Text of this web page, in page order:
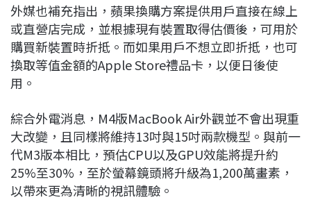
外媒也補充指出，蘋果換購方案提供用戶直接在線上
或直營店完成，並根據現有裝置取得估價後，可用於
購買新裝置時折抵。而如果用戶不想立即折抵，也可
換取等值金額的Apple Store禮品卡，以便日後使
用。
綜合外電消息，M4版MacBook Air外觀並不會出現重
大改變，且同樣將維持13吋與15吋兩款機型。與前一
代M3版本相比，預估CPU以及GPU效能將提升約
25%至30%，至於螢幕鏡頭將升級為1,200萬畫素，
以帶來更為清晰的視訊體驗。